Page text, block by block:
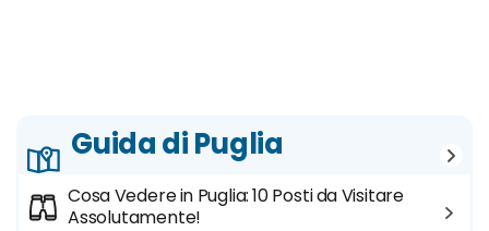
Guida di Puglia
Cosa Vedere in Puglia: 10 Posti da Visitare
Assolutamente!